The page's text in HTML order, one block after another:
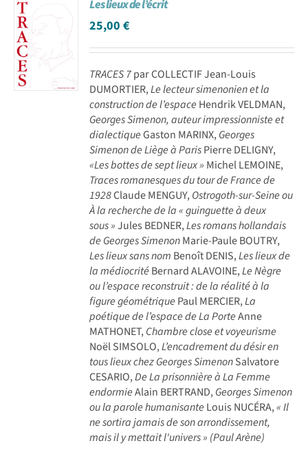
Les lieux de l’écrit
25,00€
TRACES 7par COLLECTIF Jean-Louis
DUMORTIER,Le lecteur simenonien et la
construction de l’espace Hendrik VELDMAN,
Georges Simenon, auteur impressionniste et
dialectiqueGaston MARINX,Georges
Simenon de Liège à ParisPierre DELIGNY,
«Les bottes de sept lieux » Michel LEMOINE,
Traces romanesques du tour de France de
1928Claude MENGUY,Ostrogoth-sur-Seine ou
À la recherche de la « guinguette à deux
sous »Jules BEDNER,Les romans hollandais
de Georges SimenonMarie-Paule BOUTRY,
Les lieux sans nom Benoît DENIS,Les lieux de
la médiocritéBernard ALAVOINE,Le Nègre
ou l’espace reconstruit : de la réalité à la
figure géométrique Paul MERCIER,La
poétique de l’espace de La PorteAnne
MATHONET,Chambre close et voyeurisme
Noël SIMSOLO,L’encadrement du désir en
tous lieux chez Georges SimenonSalvatore
CESARIO,De La prisonnière à La Femme
endormieAlain BERTRAND,Georges Simenon
ou la parole humanisante Louis NUCÉRA,« Il
ne sortira jamais de son arrondissement,
mais il y mettait l'univers » (Paul Arène)